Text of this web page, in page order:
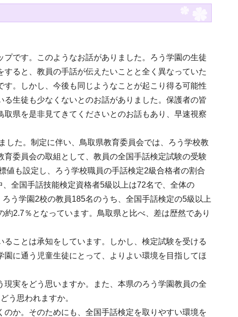
です。このようなお話がありました。ろう学園の生徒
ると、教員の手話が伝えたいことと全く異なっていた
。しかし、今後も同じようなことが起こり得る可能性
生徒も少なくないとのお話がありました。保護者の皆
県を是非見てきてくださいとのお話もあり、早速視察
した。制定に伴い、鳥取県教育委員会では、ろう学校教
委員会の取組として、教員の全国手話検定試験の受験
値も設定し、ろう学校職員の手話検定2級合格者の割合
全国手話技能検定資格者5級以上は72名で、全体の
う学園2校の教員185名のうち、全国手話検定の5級以上
2.7％となっています。鳥取県と比べ、差は歴然であり
ことは承知をしています。しかし、検定試験を受ける
に通う児童生徒にとって、よりよい環境を目指してほ
実をどう思いますか。また、本県のろう学園教員の全
う思われますか。
か。そのためにも、全国手話検定を取りやすい環境を